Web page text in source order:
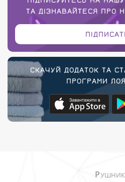
ТА ДІЗНАВАЙТЕСЯ ПРО
СКАЧУЙ ДОДАТОК ТА
ПРОГРАМИ
Р